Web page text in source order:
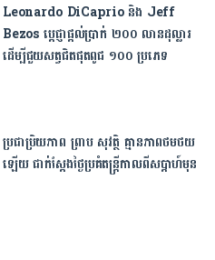
Leonardo DiCaprio និង Jeff
Bezos ប្តេជ្ញាផ្តល់ប្រាក់ ២០០ លានដុល្លារ
ដើម្បីជួយសត្វជិតផុតពូជ ១០០ ប្រភេទ
ប្រជាប្រិយភាព ព្រាប សុវត្ថិ គ្មានភាពថមថយ
ឡើយ ជាក់ស្ដែងថ្ងៃប្រគំតន្រ្តីកាលពីសប្ដាហ៍មុន